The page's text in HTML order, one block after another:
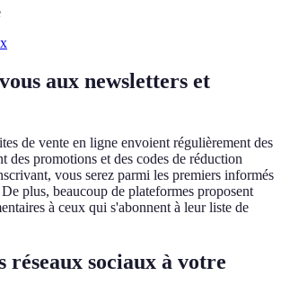
aux newsletters et
de vente en ligne envoient régulièrement des
des promotions et des codes de réduction
vous serez parmi les premiers informés
plus, beaucoup de plateformes proposent
à ceux qui s'abonnent à leur liste de
réseaux sociaux à votre